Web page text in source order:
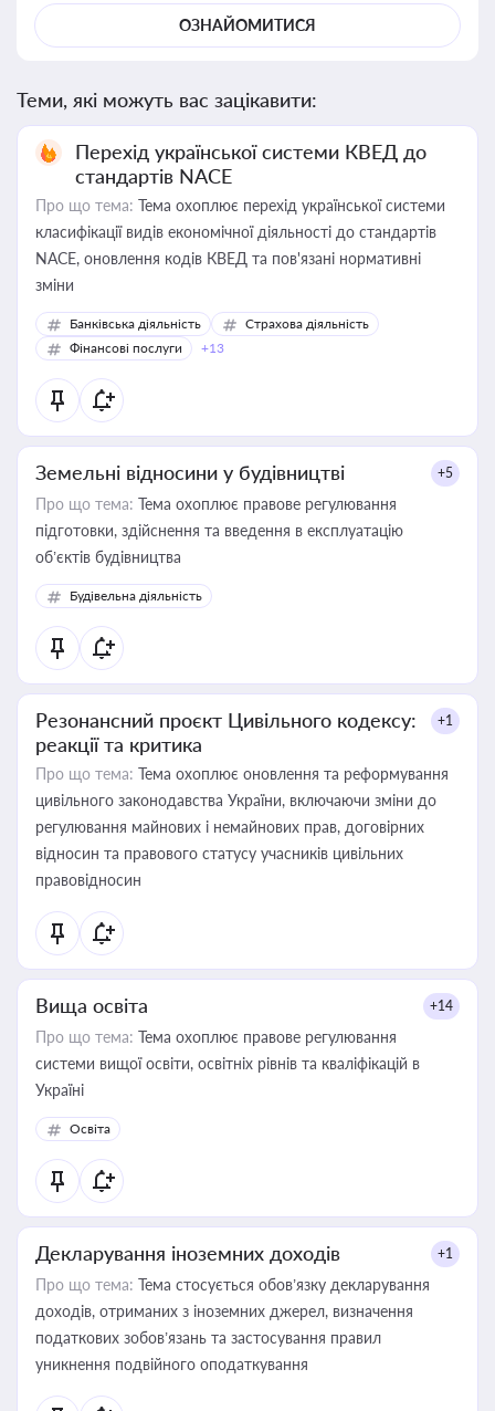
ОЗНАЙОМИТИСЯ
Теми, які можуть вас зацікавити:
Перехід української системи КВЕД до
стандартів NACE
Про що тема: Тема охоплює перехід української системи
класифікації видів економічної діяльності до стандартів
NACE, оновлення кодів КВЕД та пов'язані нормативні
зміни
Банківська діяльність
Страхова діяльність
Фінансові послуги
+13
Земельні відносини у будівництві +5
Про що тема: Тема охоплює правове регулювання
підготовки, здійснення та введення в експлуатацію
об’єктів будівництва
Будівельна діяльність
Резонансний проєкт Цивільного кодексу:
реакції та критика
+1
Про що тема: Тема охоплює оновлення та реформування
цивільного законодавства України, включаючи зміни до
регулювання майнових і немайнових прав, договірних
відносин та правового статусу учасників цивільних
правовідносин
Вища освіта +14
Про що тема: Тема охоплює правове регулювання
системи вищої освіти, освітніх рівнів та кваліфікацій в
Україні
Освіта
Декларування іноземних доходів +1
Про що тема: Тема стосується обов’язку декларування
доходів, отриманих з іноземних джерел, визначення
податкових зобов’язань та застосування правил
уникнення подвійного оподаткування